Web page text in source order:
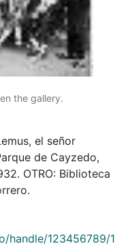
the gallery.
el señor
de Cayzedo,
OTRO: Biblioteca
handle/123456789/1